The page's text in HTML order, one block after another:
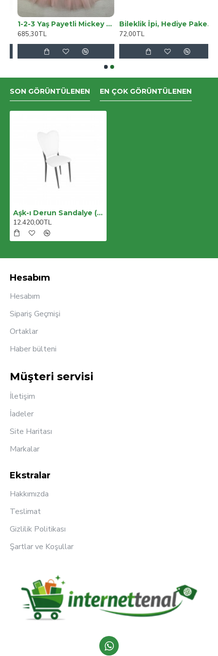
1-2-3 Yaş Payetli Mickey Baskılı Brode Etekli Kız Bebek Elbisesi
685,30TL
Bileklik İpi, Hediye Paketleme İpi, Şans, Bereket, Aşk, Şifa, Güç 10 Mm Pamuk 10 Metre Yeşil
72,00TL
SON GÖRÜNTÜLENEN EN ÇOK GÖRÜNTÜLENEN
Aşk-ı Derun Sandalye (4adet) - Beyaz
12.420,00TL
Hesabım
Hesabım
Sipariş Geçmişi
Ortaklar
Haber bülteni
Müşteri servisi
İletişim
İadeler
Site Haritası
Markalar
Ekstralar
Hakkımızda
Teslimat
Gizlilik Politikası
Şartlar ve Koşullar